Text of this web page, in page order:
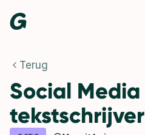
Terug
Social Media
tekstschrijver